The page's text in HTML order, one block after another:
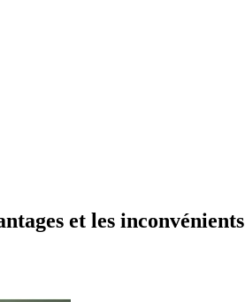
et les inconvénients